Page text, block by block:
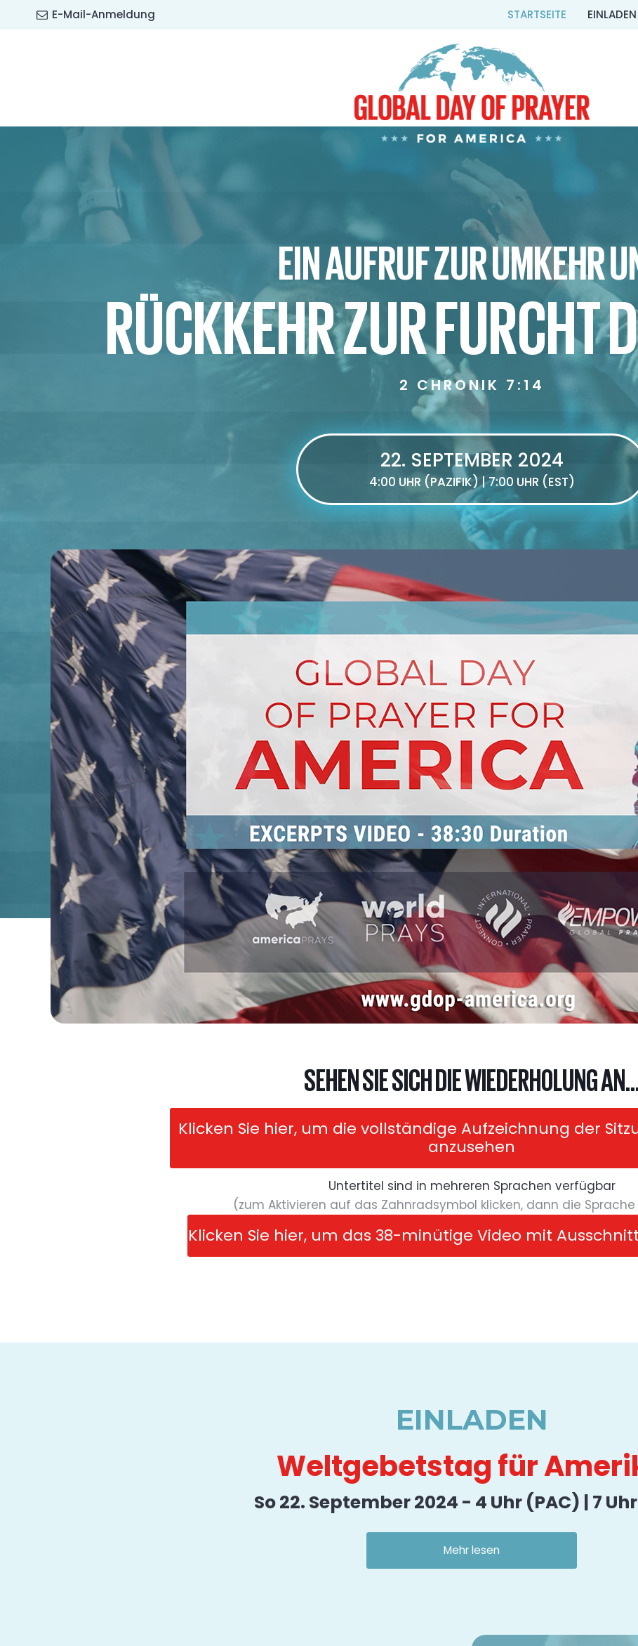
E-Mail-Anmeldung STARTSEITE EINLADEN
EIN AUFRUF ZUR UMKEHR
RÜCKKEHR ZUR FURCHT
2 CHRONIK 7:14
22. SEPTEMBER 2024
4:00 UHR (PAZIFIK) | 7:00 UHR (EST)
SEHEN SIE SICH DIE WIEDERHOLUNG AN...
Klicken Sie hier, um die vollständige Aufzeichnung der
anzusehen
Untertitel sind in mehreren Sprachen verfügbar
(zum Aktivieren auf das Zahnradsymbol klicken, dann die
Klicken Sie hier, um das 38-minütige Video mit
EINLADEN
Weltgebetstag für
So 22. September 2024 - 4 Uhr (PAC) | 7
Mehr lesen